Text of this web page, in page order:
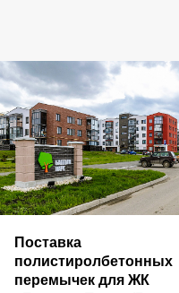
Поставка
полистиролбетонных
перемычек для ЖК
ИНФОРМАЦИЯ